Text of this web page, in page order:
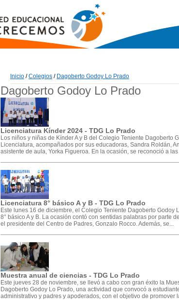
Inicio /Colegios / Dagoberto Godoy Lo Prado
Dagoberto Godoy Lo Prado
Licenciatura Kínder 2024 - TDG Lo Prado
Los niños y niñas de Kínder A y B del Colegio Teniente Dagoberto
Licenciatura, acompañados por sus educadoras, Sandra Roldán,
asistente de aula, Yorka Figueroa. En la ocasión, se reconoció a
Licenciatura 8° básico A y B - TDG Lo Prado
Este lunes 16 de diciembre, el Colegio Teniente Dagoberto
8° básico A y B. La ocasión contó con sentidas palabras por parte
el presidente del Centro de Padres, Gonzalo Rocco. Además, se...
Muestra anual de ciencias - TDG Lo Prado
Este jueves 28 de noviembre, se llevó a cabo con gran éxito la
Dagoberto Godoy Lo Prado, una actividad que convocó a
administrativo y padres y apoderados, con el objetivo de promover